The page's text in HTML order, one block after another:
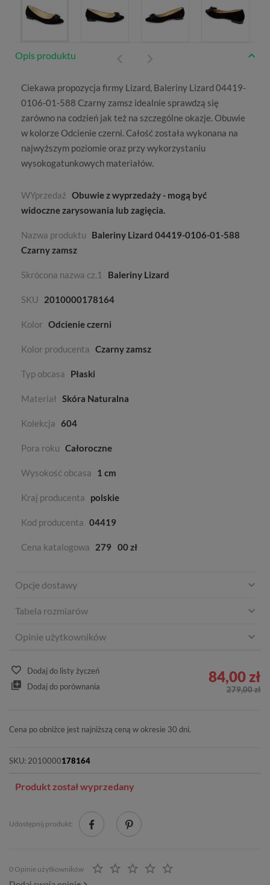
Opis produktu
Ciekawa propozycja firmy Lizard, Baleriny Lizard 04419-
0106-01-588 Czarny zamsz idealnie sprawdzą się
zarówno na codzień jak też na szczególne okazje. Obuwie
w kolorze Odcienie czerni. Całość została wykonana na
najwyższym poziomie oraz przy wykorzystaniu
wysokogatunkowych materiałów.
WYprzedaż Obuwie z wyprzedaży - mogą być
widoczne zarysowania lub zagięcia.
Nazwa produktu
Baleriny Lizard 04419-0106-01-588
Czarny zamsz
Skrócona nazwa cz.1 Baleriny Lizard
SKU 2010000178164
Kolor Odcienie czerni
Kolor producenta Czarny zamsz
Typ obcasa Płaski
Materiał Skóra Naturalna
Kolekcja 604
Pora roku Całoroczne
Wysokość obcasa 1 cm
Kraj producenta polskie
Kod producenta 04419
Cena katalogowa 279 00 zł
Opcje dostawy
Tabela rozmiarów
Opinie użytkowników
Dodaj do listy życzeń
Dodaj do porównania
84,00 zł
279,00 zł
Cena po obniżce jest najniższą ceną w okresie 30 dni.
SKU: 2010000178164
Produkt został wyprzedany
Udostępnij produkt:
0 Opinie użytkowników